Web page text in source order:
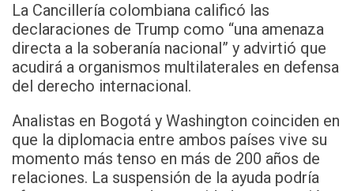
La Cancillería colombiana calificó las
declaraciones de Trump como “una amenaza
directa a la soberanía nacional” y advirtió que
acudirá a organismos multilaterales en defensa
del derecho internacional.
Analistas en Bogotá y Washington coinciden en
que la diplomacia entre ambos países vive su
momento más tenso en más de 200 años de
relaciones. La suspensión de la ayuda podría